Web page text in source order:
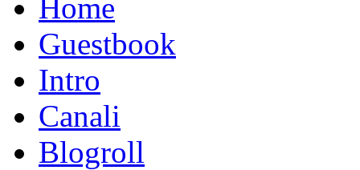
Home
Guestbook
Intro
Canali
Blogroll